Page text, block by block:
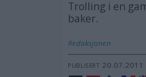
Trolling i en
baker.
Redaksjonen
PUBLISERT